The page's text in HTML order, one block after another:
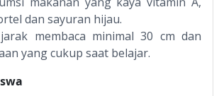
dan sayuran hijau.
membaca minimal 30 cm dan
yang cukup saat belajar.